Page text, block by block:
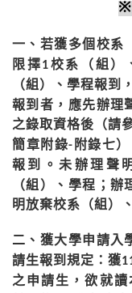
※
一 、 若獲多個校系
限擇1校系（組）
（組）、學程報到
報到者，應先辦理
之錄取資格後（請
簡章附錄- 附錄七
報到。未辦理聲
（組）、學程；
明放棄校系（組）
二 、 獲大學申請入
請生報到規定： 獲
之申請生，欲就讀